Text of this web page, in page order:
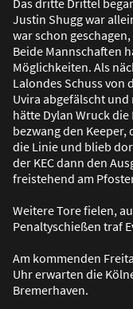
Das dritte Drittel
Justin Shugg war
war schon
Beide Mannschaften
Möglichkeiten. Als
Lalondes Schuss von
Uvira abgefälscht und
hätte Dylan Wruck
bezwang den
die Linie und blieb
der KEC dann den
freistehend am
Weitere Tore fielen,
Penaltyschießen traf
Am kommenden
Uhr erwarten die
Bremerhaven.